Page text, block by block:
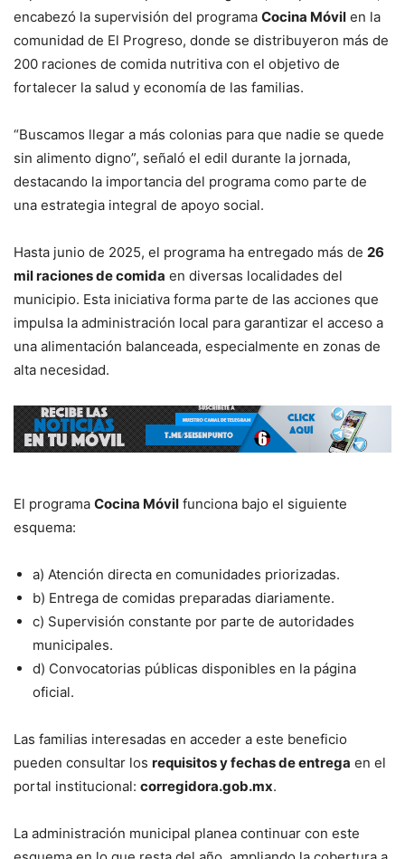
encabezó la supervisión del programa Cocina Móvil en la
comunidad de El Progreso, donde se distribuyeron más de
200 raciones de comida nutritiva con el objetivo de
fortalecer la salud y economía de las familias.
“Buscamos llegar a más colonias para que nadie se quede
sin alimento digno”, señaló el edil durante la jornada,
destacando la importancia del programa como parte de
una estrategia integral de apoyo social.
Hasta junio de 2025, el programa ha entregado más de 26
mil raciones de comida en diversas localidades del
municipio. Esta iniciativa forma parte de las acciones que
impulsa la administración local para garantizar el acceso a
una alimentación balanceada, especialmente en zonas de
alta necesidad.
El programa Cocina Móvil funciona bajo el siguiente
esquema:
a) Atención directa en comunidades priorizadas.
b) Entrega de comidas preparadas diariamente.
c) Supervisión constante por parte de autoridades
municipales.
d) Convocatorias públicas disponibles en la página
oficial.
Las familias interesadas en acceder a este beneficio
pueden consultar los requisitos y fechas de entrega en el
portal institucional: corregidora.gob.mx.
La administración municipal planea continuar con este